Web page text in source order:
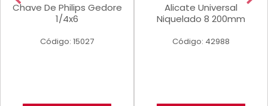
Chave De Philips Gedore
1/4x6
Código: 15027
Alicate Universal
Niquelado 8 200mm
Código: 42988